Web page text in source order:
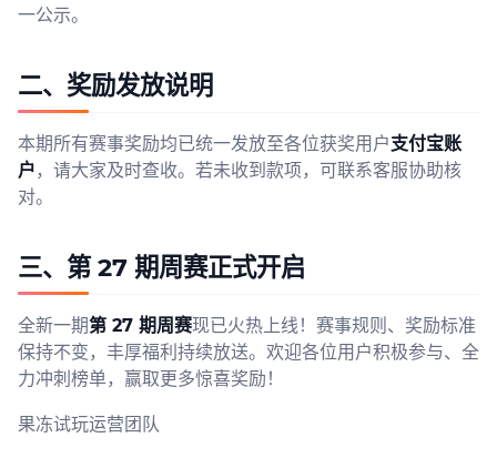
一公示。
二、奖励发放说明
本期所有赛事奖励均已统一发放至各位获奖用户支付宝账
户 ，请大家及时查收。若未收到款项，可联系客服协助核
对。
三、第 27 期周赛正式开启
全新一期第 27 期周赛现已火热上线！赛事规则、奖励标准
保持不变，丰厚福利持续放送。欢迎各位用户积极参与、全
力冲刺榜单，赢取更多惊喜奖励！
果冻试玩运营团队